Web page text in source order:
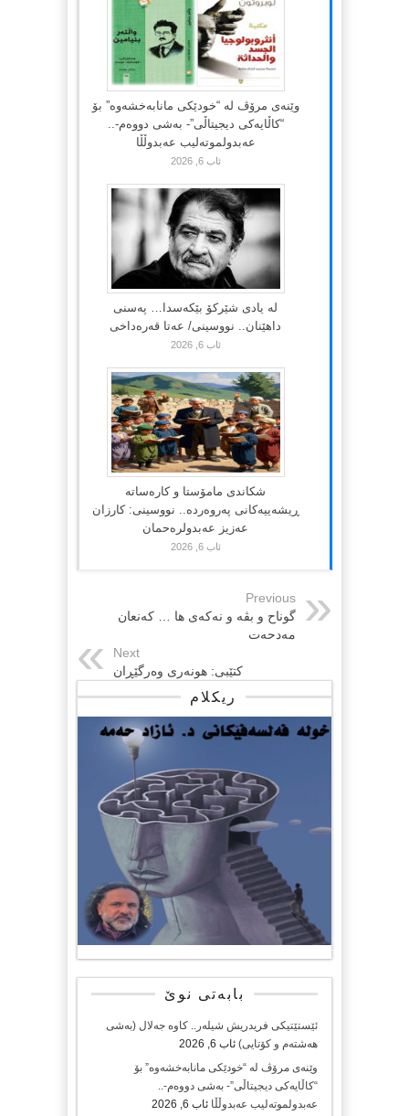
وێنەی مرۆڤ لە “خودێکی مانابەخشەوە” بۆ
“کاڵایەکی دیجیتاڵی”- بەشی دووەم-..
عەبدولموتەلیب عەبدوڵڵا
ئاب 6, 2026
لە یادی شێرکۆ بێکەسدا… پەسنی
داهێنان.. نووسینی/ عەتا قەرەداخی
ئاب 6, 2026
شکاندی مامۆستا و کارەساتە
ڕیشەییەکانی پەروەردە.. نووسینی: کارزان
عەزیز عەبدولرەحمان
ئاب 6, 2026
Previous
گوناح و بڤە و نەکەی ها … کەنعان
مەدحەت
Next
کتێبی: هونەری وەرگێڕان
ریکلام
بابەتی نوێ
ئێستێتیکی فریدریش شیلەر.. کاوە جەلال (بەشی
هەشتەم و کۆتایی) ئاب 6, 2026
وێنەی مرۆڤ لە “خودێکی مانابەخشەوە” بۆ
“کاڵایەکی دیجیتاڵی”- بەشی دووەم-..
عەبدولموتەلیب عەبدوڵڵا ئاب 6, 2026